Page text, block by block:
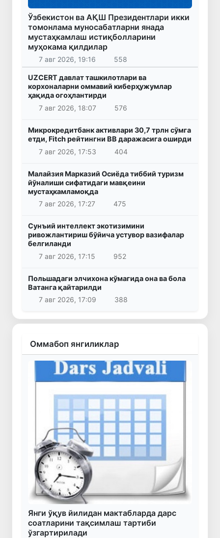
Ўзбекистон ва АҚШ Президентлари икки
томонлама муносабатларни янада
мустаҳкамлаш истиқболларини
муҳокама қилдилар
7 авг 2026, 19:16 558
UZCERT давлат ташкилотлари ва
корхоналарни оммавий киберҳужумлар
ҳақида огоҳлантирди
7 авг 2026, 18:07
576
Микрокредитбанк активлари 30,7 трлн сўмга
етди, Fitch рейтингни BB даражасига оширди
7 авг 2026, 17:53
404
Малайзия Марказий Осиёда тиббий туризм
йўналиши сифатидаги мавқеини
мустаҳкамламоқда
7 авг 2026, 17:27
475
Сунъий интеллект экотизимини
ривожлантириш бўйича устувор вазифалар
белгиланди
7 авг 2026, 17:15
952
Польшадаги элчихона кўмагида она ва бола
Ватанга қайтарилди
7 авг 2026, 17:09
388
Оммабоп янгиликлар
Янги ўқув йилидан мактабларда дарс
соатларини тақсимлаш тартиби
ўзгартирилади